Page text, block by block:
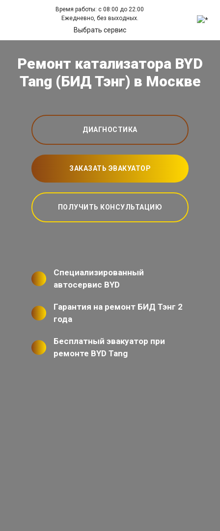
Время работы: с 08:00 до 22:00
Ежедневно, без выходных.
Выбрать сервис
Ремонт катализатора BYD
Tang (БИД Тэнг) в Москве
ДИАГНОСТИКА
ЗАКАЗАТЬ ЭВАКУАТОР
ПОЛУЧИТЬ КОНСУЛЬТАЦИЮ
Специализированный
автосервис BYD
Гарантия на ремонт БИД Тэнг 2
года
Бесплатный эвакуатор при
ремонте BYD Tang